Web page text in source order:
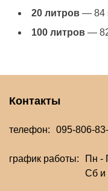
20 литров — 84
100 литров — 82
Контакты
телефон: 095-806-
график работы:
Пн -
Сб и